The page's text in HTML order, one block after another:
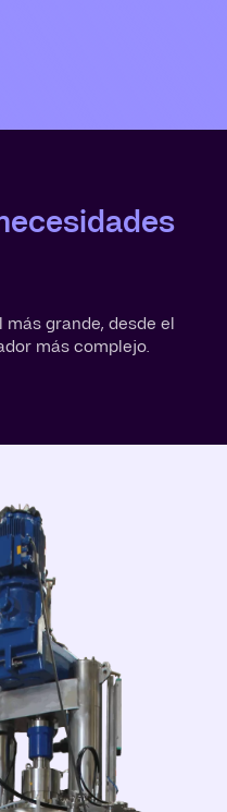
grande, desde el
más complejo.